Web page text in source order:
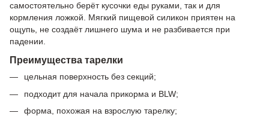
самостоятельно берёт кусочки еды руками, так и для
кормления ложкой. Мягкий пищевой силикон приятен на
ощупь, не создаёт лишнего шума и не разбивается при
падении.
Преимущества тарелки
цельная поверхность без секций;
подходит для начала прикорма и BLW;
форма, похожая на взрослую тарелку;